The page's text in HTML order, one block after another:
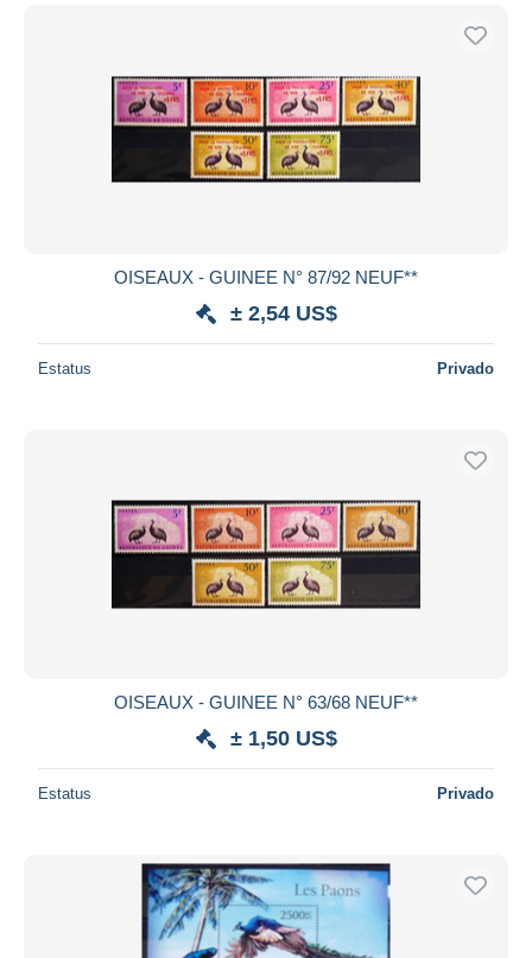
OISEAUX - GUINEE N° 87/92 NEUF**
± 2,54 US$
Estatus Privado
OISEAUX - GUINEE N° 63/68 NEUF**
± 1,50 US$
Estatus Privado